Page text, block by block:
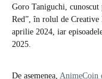
Goro Taniguchi, cunoscut
Red”, în rolul de Creative
aprilie 2024, iar
2025.
De asemenea, AnimeCoin